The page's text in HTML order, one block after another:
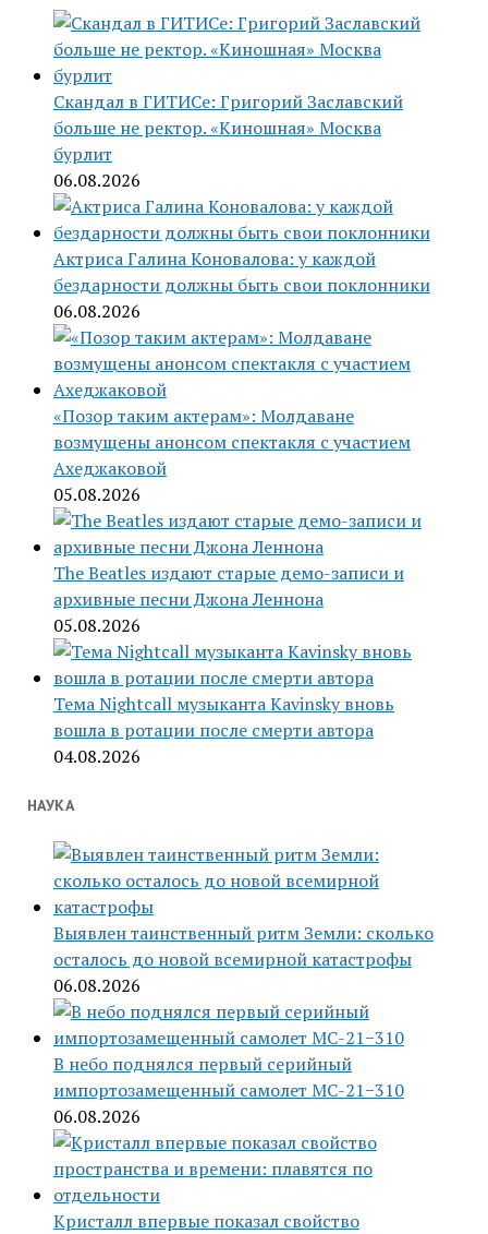
Скандал в ГИТИСе: Григорий Заславский
больше не ректор. «Киношная» Москва
бурлит
06.08.2026
Актриса Галина Коновалова: у каждой
бездарности должны быть свои поклонники
06.08.2026
«Позор таким актерам»: Молдаване
возмущены анонсом спектакля с участием
Ахеджаковой
05.08.2026
The Beatles издают старые демо-записи и
архивные песни Джона Леннона
05.08.2026
Тема Nightcall музыканта Kavinsky вновь
вошла в ротации после смерти автора
04.08.2026
НАУКА
Выявлен таинственный ритм Земли: сколько
осталось до новой всемирной катастрофы
06.08.2026
В небо поднялся первый серийный
импортозамещенный самолет МС-21−310
06.08.2026
Кристалл впервые показал свойство